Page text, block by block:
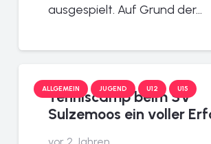
ausgespielt. Auf Grund der…
ALLGEMEIN JUGEND U12 U15
Tenniscamp beim SV
Sulzemoos ein voller
vor 2 Jahren